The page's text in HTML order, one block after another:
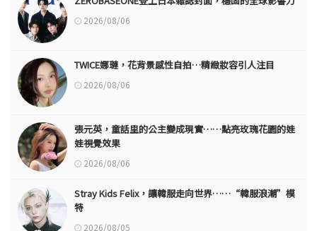
2026/08/06
TWICE娜璉，花背景感性自拍…精緻妝容引人注目
2026/08/06
張元英，童話里的公主變成現實……點亮玫瑰花園的娃
娃視覺效果
2026/08/06
Stray Kids Felix，讓韓服走向世界……“韓服浪潮”模
特
2026/08/05